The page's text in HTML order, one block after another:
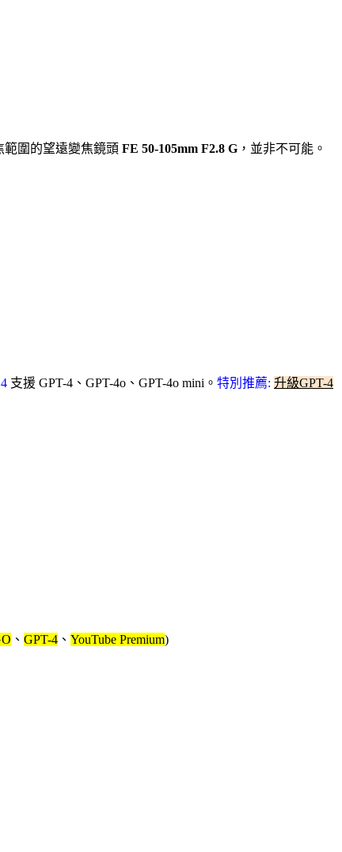
範圍的望遠變焦鏡頭 FE 50-105mm F2.8 G ，並非不可能。
支援 GPT-4、GPT-4o、GPT-4o mini。 特別推薦: 升級GPT-4
、 GPT-4 、 YouTube Premium)